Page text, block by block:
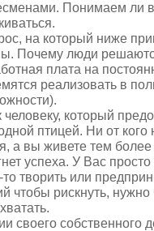
Понимаем ли
на который ниже
Почему люди
плата на
реализовать в
который
птицей. Ни от кого
а вы живете тем
успеха. У Вас
творить или
рискнуть, нужно
собственного